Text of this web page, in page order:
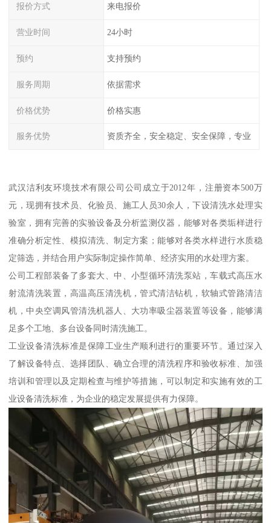
报价方式 来电报价
营业时间 24小时
预约 支持预约
服务周期 依据需求
价格优势 价格实惠
服务优势 资质齐全，安全稳定、安全保障，专业
武汉洁利友环境技术有限公司公司成立于2012年，注册资本500万
元，现拥有技术员、化验员、施工人员30余人，下设清洗水处理实
验室，拥有完善的实验设备及分析监测仪器，能够对各类垢样进行
准确分析定性、模拟清洗、制定方案；能够对各类水样进行水质稳
定筛选，并结合用户实际制定操作简单、经济实用的水处理方案。
公司工程部装备了多套大、中、小型循环清洗泵站，车载式高压水
射流清洗装置，高温高压清洗机，管式清洁钻机，软轴式管路清洁
机，中央空调风管清洗机器人、大功率吸尘器装置等设备，能够满
足多个工地、多台设备同时清洗施工。
工业设备清洗标准是保障工业生产顺利进行的重要环节。通过深入
了解设备特点、选择团队、确立合理的清洗程序和验收标准、加强
培训和管理以及定期检查与维护等措施，可以制定和实施有效的工
业设备清洗标准，为企业的稳定发展提供有力保障。